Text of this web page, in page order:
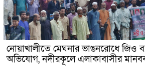
নোয়াখালীতে মেঘনার ভাঙনরোধে জিও
অভিযোগ, নদীরকূলে এলাকাবাসীর